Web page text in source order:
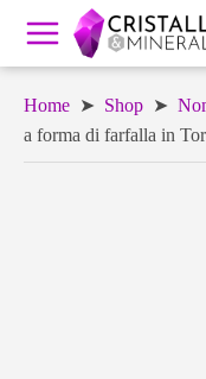
Home ➤ Shop ➤
a forma di farfalla in